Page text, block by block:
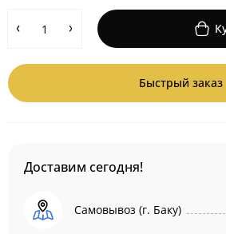
Быстрый заказ
Доставим сегодня!
Самовывоз (г. Баку)